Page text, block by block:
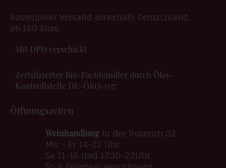
Kostenloser Versand innerhalb Deutschland
ab 180 Euro.
Mit DPD verschickt
Zertifizierter Bio-Fachhändler durch Öko-
Kontrollstelle DE-ÖKO-037
Öffnungszeiten
Weinhandlungin der Rosenstr.32
Mo – Fr 14-22 Uhr
Sa 11-15 und 17:30-22Uhr